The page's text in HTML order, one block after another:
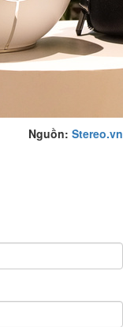
Nguồn: Stereo.vn